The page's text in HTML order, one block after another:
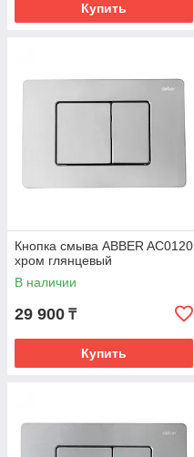
Купить
Кнопка смыва ABBER AC0120
хром глянцевый
В наличии
29 900 ₸
Купить